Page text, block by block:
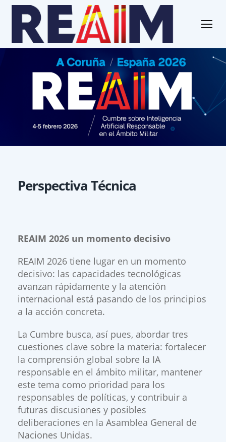
Perspectiva Técnica
​REAIM 2026 un momento decisivo
REAIM 2026 tiene lugar en un momento
decisivo: las capacidades tecnológicas
avanzan rápidamente y la atención
internacional está pasando de los principios
a la acción concreta.
La Cumbre busca, así pues, abordar tres
cuestiones clave sobre la materia: fortalecer
la comprensión global sobre la IA
responsable en el ámbito militar, mantener
este tema como prioridad para los
responsables de políticas, y contribuir a
futuras discusiones y posibles
deliberaciones en la Asamblea General de
Naciones Unidas.